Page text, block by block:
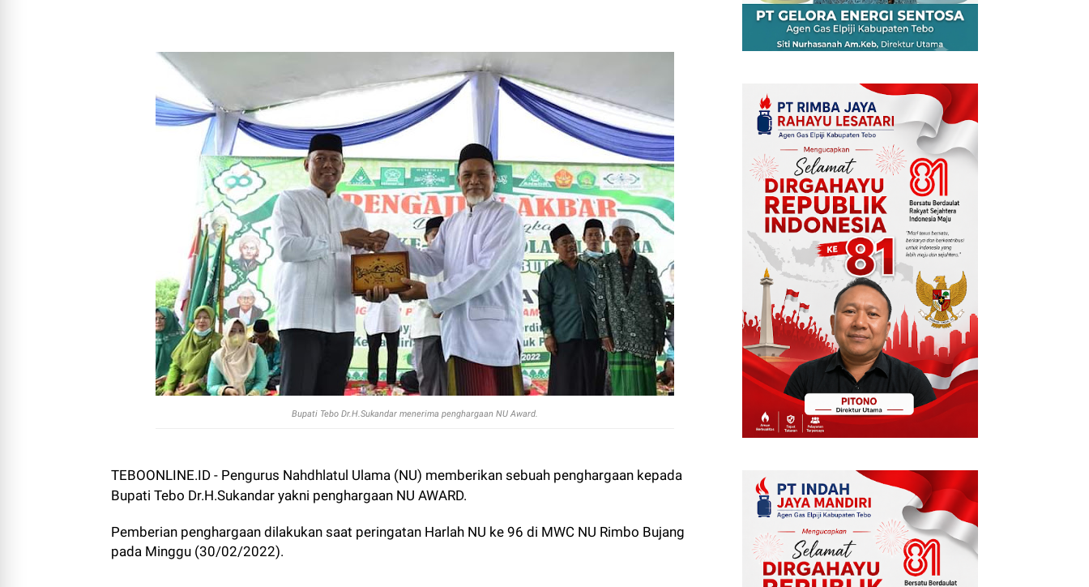
Bupati Tebo Dr.H.Sukandar menerima penghargaan NU Award.
TEBOONLINE.ID - Pengurus Nahdhlatul Ulama (NU) memberikan sebuah penghargaan kepada
Bupati Tebo Dr.H.Sukandar yakni penghargaan NU AWARD.
Pemberian penghargaan dilakukan saat peringatan Harlah NU ke 96 di MWC NU Rimbo Bujang
pada Minggu (30/02/2022).